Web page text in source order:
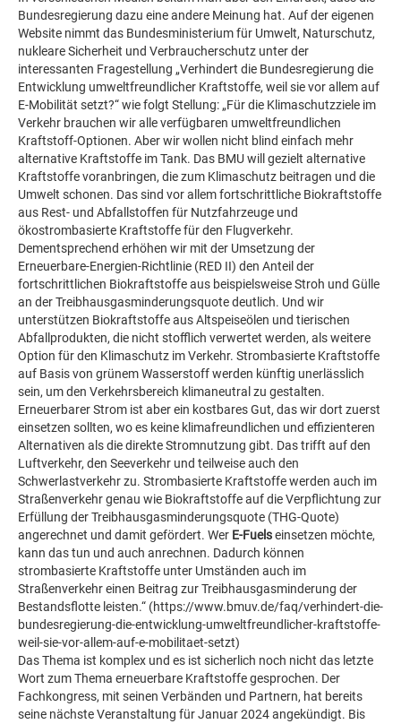
Bundesregierung dazu eine andere Meinung hat. Auf der eigenen
Website nimmt das Bundesministerium für Umwelt, Naturschutz,
nukleare Sicherheit und Verbraucherschutz unter der
interessanten Fragestellung „Verhindert die Bundesregierung die
Entwicklung umweltfreundlicher Kraftstoffe, weil sie vor allem auf
E-Mobilität setzt?“ wie folgt Stellung: „Für die Klimaschutzziele im
Verkehr brauchen wir alle verfügbaren umweltfreundlichen
Kraftstoff-Optionen. Aber wir wollen nicht blind einfach mehr
alternative Kraftstoffe im Tank. Das BMU will gezielt alternative
Kraftstoffe voranbringen, die zum Klimaschutz beitragen und die
Umwelt schonen. Das sind vor allem fortschrittliche Biokraftstoffe
aus Rest- und Abfallstoffen für Nutzfahrzeuge und
ökostrombasierte Kraftstoffe für den Flugverkehr.
Dementsprechend erhöhen wir mit der Umsetzung der
Erneuerbare-Energien-Richtlinie (RED II) den Anteil der
fortschrittlichen Biokraftstoffe aus beispielsweise Stroh und Gülle
an der Treibhausgasminderungsquote deutlich. Und wir
unterstützen Biokraftstoffe aus Altspeiseölen und tierischen
Abfallprodukten, die nicht stofflich verwertet werden, als weitere
Option für den Klimaschutz im Verkehr. Strombasierte Kraftstoffe
auf Basis von grünem Wasserstoff werden künftig unerlässlich
sein, um den Verkehrsbereich klimaneutral zu gestalten.
Erneuerbarer Strom ist aber ein kostbares Gut, das wir dort zuerst
einsetzen sollten, wo es keine klimafreundlichen und effizienteren
Alternativen als die direkte Stromnutzung gibt. Das trifft auf den
Luftverkehr, den Seeverkehr und teilweise auch den
Schwerlastverkehr zu. Strombasierte Kraftstoffe werden auch im
Straßenverkehr genau wie Biokraftstoffe auf die Verpflichtung zur
Erfüllung der Treibhausgasminderungsquote (THG-Quote)
angerechnet und damit gefördert. Wer E-Fuelseinsetzen möchte,
kann das tun und auch anrechnen. Dadurch können
strombasierte Kraftstoffe unter Umständen auch im
Straßenverkehr einen Beitrag zur Treibhausgasminderung der
Bestandsflotte leisten.“ (https://www.bmuv.de/faq/verhindert-die-
bundesregierung-die-entwicklung-umweltfreundlicher-kraftstoffe-
weil-sie-vor-allem-auf-e-mobilitaet-setzt)
Das Thema ist komplex und es ist sicherlich noch nicht das letzte
Wort zum Thema erneuerbare Kraftstoffe gesprochen. Der
Fachkongress, mit seinen Verbänden und Partnern, hat bereits
seine nächste Veranstaltung für Januar 2024 angekündigt. Bis